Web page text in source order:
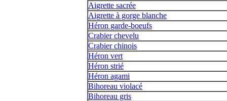
Aigrette sacrée
Aigrette à gorge blanche
Héron garde-boeufs
Crabier chevelu
Crabier chinois
Héron vert
Héron strié
Héron agami
Bihoreau violacé
Bihoreau gris